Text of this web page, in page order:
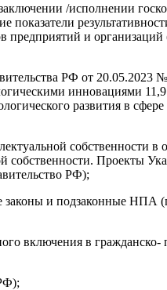
/исполнении
и
РФ от 20.05.2023
инновациями
развития в сфере
собственности. Проекты
РФ);
и подзаконные НПА
включения в гражданско-